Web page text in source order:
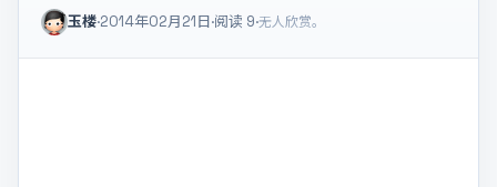
玉楼·2014年02月21日·阅读 9·无人欣赏。